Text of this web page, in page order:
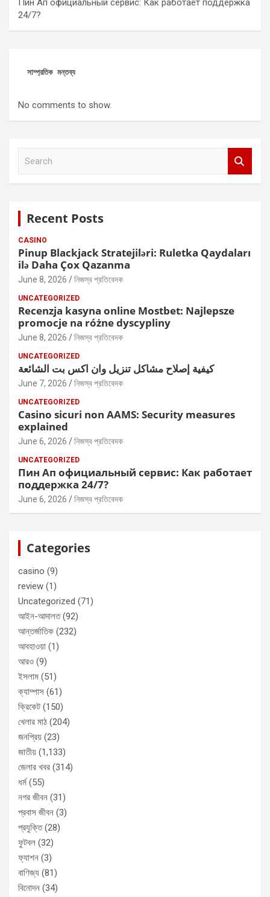
Пин Ап официальный сервис: Как работает поддержка
24/7?
সাম্প্রতিক মন্তব্য
No comments to show.
Recent Posts
CASINO
Pinup Blackjack Stratejiləri: Ruletka Qaydaları
ilə Daha Çox Qazanma
June 8, 2026 নিজস্ব প্রতিবেদক
UNCATEGORIZED
Recenzja kasyna online Mostbet: Najlepsze
promocje na różne dyscypliny
June 8, 2026 নিজস্ব প্রতিবেদক
UNCATEGORIZED
كيفية إصلاح مشاكل تنزيل وان اكس بت الشائعة
June 7, 2026 নিজস্ব প্রতিবেদক
UNCATEGORIZED
Casino sicuri non AAMS: Security measures
explained
June 6, 2026 নিজস্ব প্রতিবেদক
UNCATEGORIZED
Пин Ап официальный сервис: Как работает
поддержка 24/7?
June 6, 2026 নিজস্ব প্রতিবেদক
Categories
casino (9)
review (1)
Uncategorized (71)
আইন-আদালত(92)
আন্তর্জাতিক (232)
আবহাওয়া (1)
আরও (9)
ইসলাম (51)
ক্যাম্পাস (61)
ক্রিকেট (150)
খেলার মাঠ (204)
জনপ্রিয় (23)
জাতীয় (1,133)
জেলার খবর (314)
ধর্ম(55)
নগর জীবন (31)
প্রবাস জীবন (3)
প্রযুক্তি(28)
ফুটবল (32)
ফ্যাশন (3)
বাণিজ্য (81)
বিনোদন (34)